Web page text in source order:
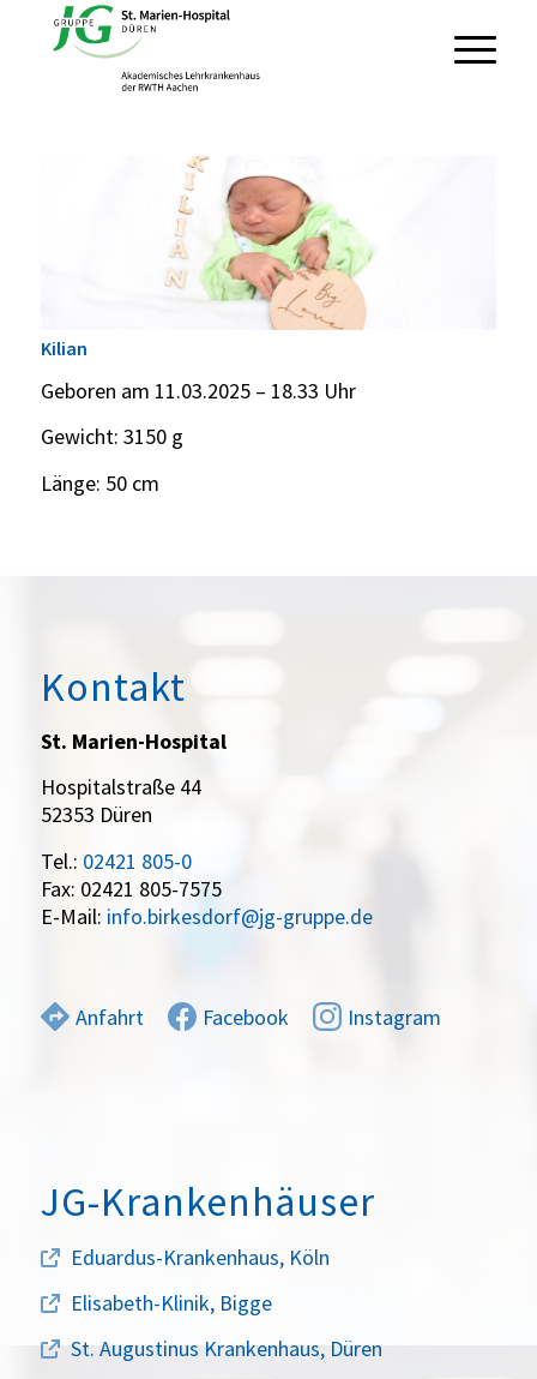
Kilian
Geboren am 11.03.2025 – 18.33 Uhr
Gewicht: 3150 g
Länge: 50 cm
Kontakt
St. Marien-Hospital
Hospitalstraße 44
52353 Düren
Tel.: 02421 805-0
Fax: 02421 805-7575
E-Mail: info.birkesdorf@jg-gruppe.de
Anfahrt Facebook Instagram
JG-Krankenhäuser
Eduardus-Krankenhaus, Köln
Elisabeth-Klinik, Bigge
St. Augustinus Krankenhaus, Düren